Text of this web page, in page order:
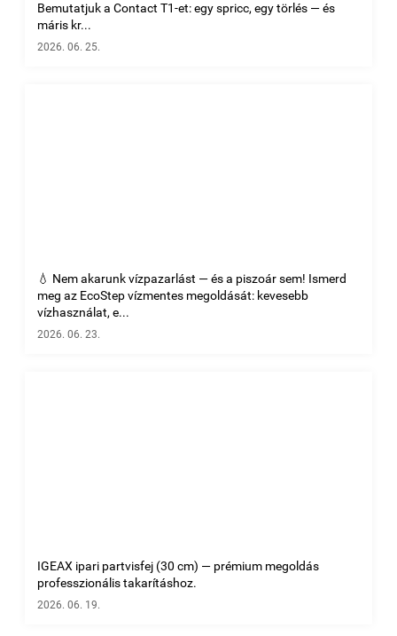
Bemutatjuk a Contact T1-et: egy spricc, egy törlés — és
máris kr...
2026. 06. 25.
💧 Nem akarunk vízpazarlást — és a piszoár sem! Ismerd
meg az EcoStep vízmentes megoldását: kevesebb
vízhasználat, e...
2026. 06. 23.
IGEAX ipari partvisfej (30 cm) — prémium megoldás
professzionális takarításhoz.
2026. 06. 19.